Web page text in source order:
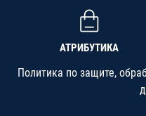
АТРИБУТИКА
Политика по защите,